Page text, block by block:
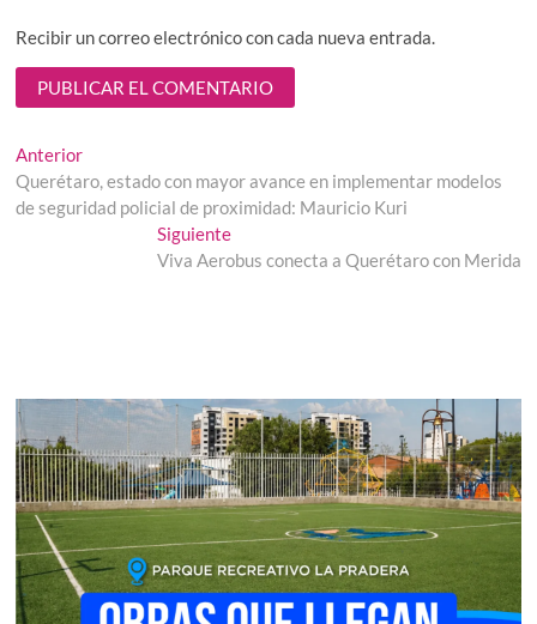
Recibir un correo electrónico con cada nueva entrada.
Navegación
de
AnteriorEntrada
anterior:
Querétaro, estado con mayor avance en implementar modelos
de seguridad policial de proximidad: Mauricio Kuri
SiguienteEntrada
siguiente:
Viva Aerobus conecta a Querétaro con Merida